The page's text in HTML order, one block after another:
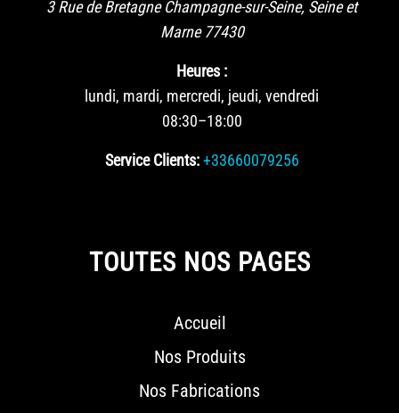
3 Rue de Bretagne Champagne-sur-Seine, Seine et
Marne 77430
Heures :
lundi, mardi, mercredi, jeudi, vendredi
08:30–18:00
Service Clients: +33660079256
TOUTES NOS PAGES
Accueil
Nos Produits
Nos Fabrications